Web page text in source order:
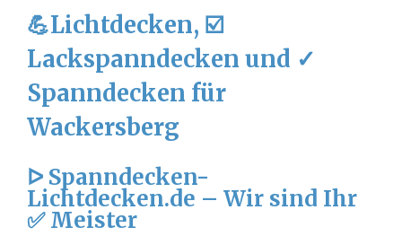
💪Lichtdecken, ☑️
Lackspanndecken und ✓
Spanndecken für
Wackersberg
ᐅ Spanndecken-
Lichtdecken.de – Wir sind Ihr
✅ Meister